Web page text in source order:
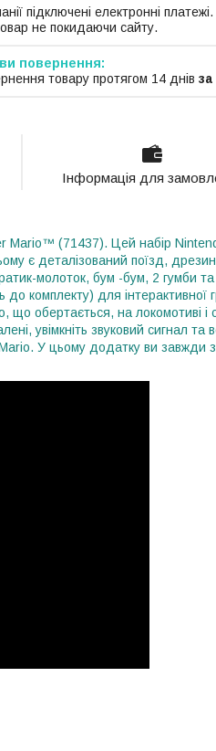
підключені електронні
не покидаючи сайту.
товару протягом 14 днів
Інформація для
Mario™ (71437). Цей набір
є деталізований поїзд,
молоток, бум -бум, 2 гумби та
комплекту) для інтерактивної
обертається, на локомотиві і
увімкніть звуковий сигнал та
Mario. У цьому додатку ви завжди